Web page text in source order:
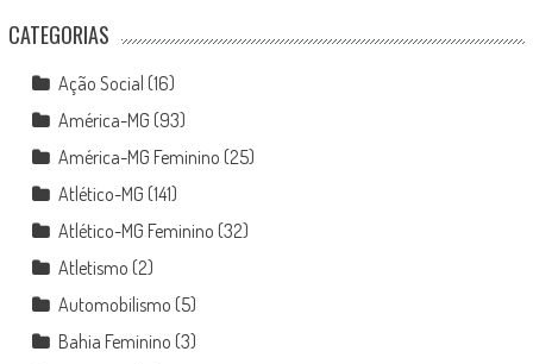
CATEGORIAS
Ação Social (16)
América-MG (93)
América-MG Feminino (25)
Atlético-MG (141)
Atlético-MG Feminino (32)
Atletismo (2)
Automobilismo (5)
Bahia Feminino (3)